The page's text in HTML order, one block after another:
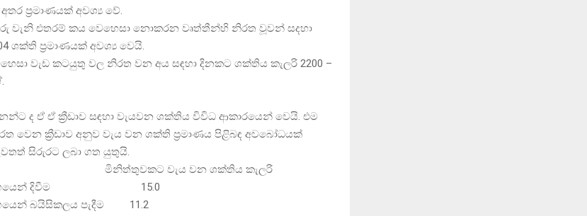
ප්‍රමාණයක් අවශ්‍ය වේ.
වැනි එතරම් කය වෙහෙසා නොකරන වෘත්තීන්හි නිරත වූවන් සදහා
ශක්ති ප්‍රමාණයක් අවශ්‍ය වෙයි.
වැඩ කටයුතු වල නිරත වන අය සඳහා දිනකට ශක්තිය කැලරි 2200 –
ද ඒ ඒ ක්‍රීඩාව සඳහා වැයවන ශක්තිය විවිධ ආකාරයෙන් වෙයි. එම
වෙන ක්‍රීඩාව අනුව වැය වන ශක්ති ප්‍රමාණය පිළිබඳ අවබෝධයක්
සිරුරට ලබා ගත යුතුයි.
වැය වන ශක්තිය කැලරි
ක වේගයෙන් දිවීම 15.0
බයිසිකලය පැදීම 11.2